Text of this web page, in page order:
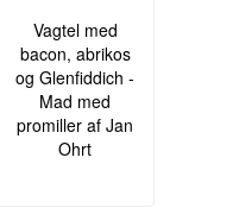
Vagtel med
bacon, abrikos
og Glenfiddich -
Mad med
promiller af Jan
Ohrt